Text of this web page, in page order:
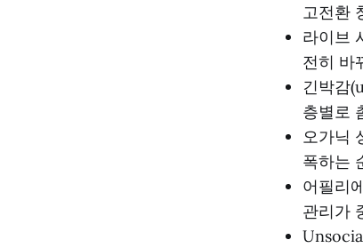
고전환
라이브
전히 바
긴박감
층별로
오가닉
폭하는
어필리
관리가